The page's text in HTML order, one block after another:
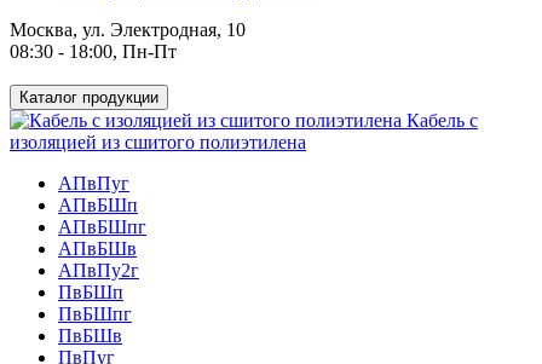
Москва, ул. Электродная, 10
08:30 - 18:00, Пн-Пт
Каталог продукции
Кабель с
изоляцией из сшитого полиэтилена
АПвПуг
АПвБШп
АПвБШпг
АПвБШв
АПвПу2г
ПвБШп
ПвБШпг
ПвБШв
ПвПуг